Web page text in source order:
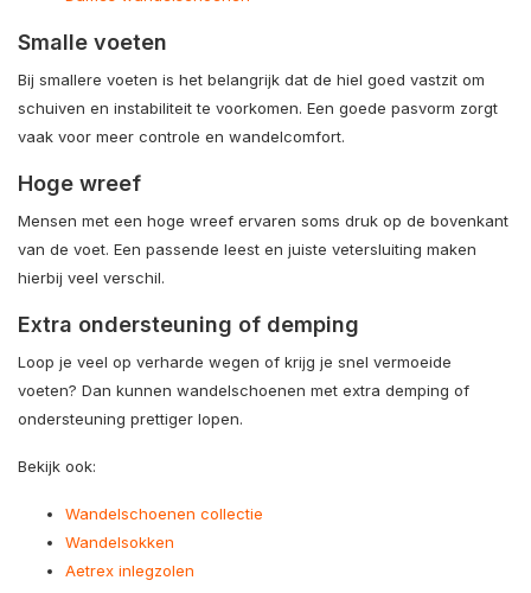
Smalle voeten
Bij smallere voeten is het belangrijk dat de hiel goed vastzit om
schuiven en instabiliteit te voorkomen. Een goede pasvorm zorgt
vaak voor meer controle en wandelcomfort.
Hoge wreef
Mensen met een hoge wreef ervaren soms druk op de bovenkant
van de voet. Een passende leest en juiste vetersluiting maken
hierbij veel verschil.
Extra ondersteuning of demping
Loop je veel op verharde wegen of krijg je snel vermoeide
voeten? Dan kunnen wandelschoenen met extra demping of
ondersteuning prettiger lopen.
Bekijk ook:
Wandelschoenen collectie
Wandelsokken
Aetrex inlegzolen